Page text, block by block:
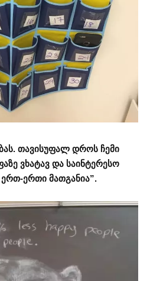
თავისუფალ დროს ჩემი
ვხატავ და საინტერესო
ერთ-ერთი მათგანია”.